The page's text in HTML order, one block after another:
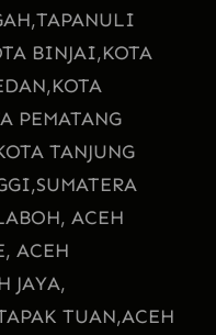
TAPANULI
BINJAI,KOTA
KOTA
PEMATANG
TANJUNG
SUMATERA
ACEH
ACEH
JAYA,
TUAN,ACEH